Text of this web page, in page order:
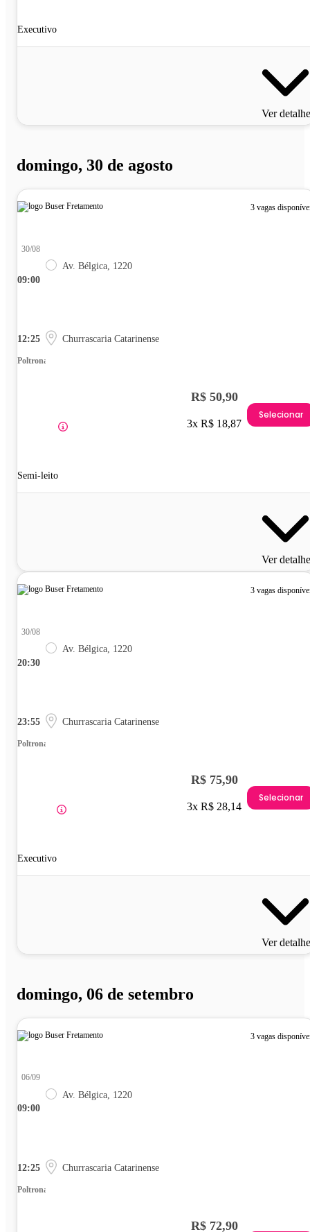
Executivo
Ver
domingo, 30 de agosto
3 vagas
09:00
30/08
Av. Bélgica, 1220
12:25 Churrascaria Catarinense
Poltrona
Semi-leito
R$ 50,90
3x R$ 18,87
Selecionar
Ver
3 vagas
20:30
30/08
Av. Bélgica, 1220
23:55 Churrascaria Catarinense
Poltrona
Executivo
R$ 75,90
3x R$ 28,14
Selecionar
Ver
domingo, 06 de setembro
3 vagas
09:00
06/09
Av. Bélgica, 1220
12:25 Churrascaria Catarinense
Poltrona
R$ 72,90